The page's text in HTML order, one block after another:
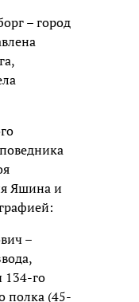
– город
Яшина и
–
134-го
полка (45-